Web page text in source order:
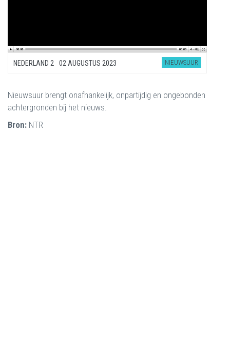
NEDERLAND 2 02 AUGUSTUS 2023 NIEUWSUUR
Nieuwsuur brengt onafhankelijk, onpartijdig en ongebonden
achtergronden bij het nieuws.
Bron: NTR